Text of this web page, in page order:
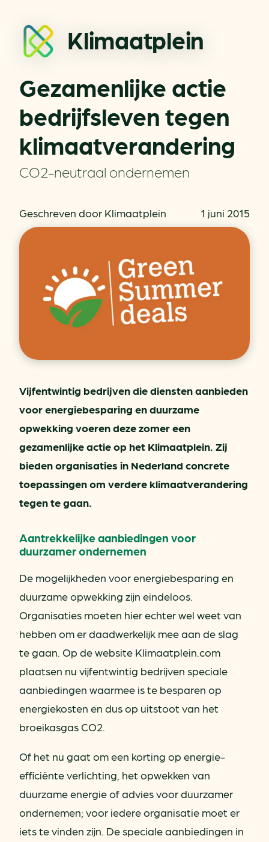
Klimaatplein
Gezamenlijke actie
bedrijfsleven tegen
klimaatverandering
CO2-neutraal ondernemen
Geschreven door Klimaatplein 1 juni 2015
Vijfentwintig bedrijven die diensten aanbieden
voor energiebesparing en duurzame
opwekking voeren deze zomer een
gezamenlijke actie op het Klimaatplein. Zij
bieden organisaties in Nederland concrete
toepassingen om verdere klimaatverandering
tegen te gaan.
Aantrekkelijke aanbiedingen voor
duurzamer ondernemen
De mogelijkheden voor energiebesparing en
duurzame opwekking zijn eindeloos.
Organisaties moeten hier echter wel weet van
hebben om er daadwerkelijk mee aan de slag
te gaan. Op de website Klimaatplein.com
plaatsen nu vijfentwintig bedrijven speciale
aanbiedingen waarmee is te besparen op
energiekosten en dus op uitstoot van het
broeikasgas CO2.
Of het nu gaat om een korting op energie-
efficiënte verlichting, het opwekken van
duurzame energie of advies voor duurzamer
ondernemen; voor iedere organisatie moet er
iets te vinden zijn. De speciale aanbiedingen in